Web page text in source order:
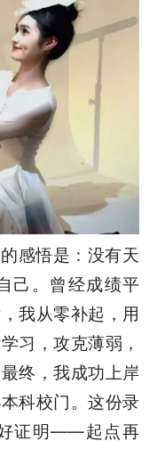
感悟是：没有天
己。曾经成绩平
我从零补起，用
习，攻克薄弱，
终，我成功上岸
科校门。这份录
证明——起点再